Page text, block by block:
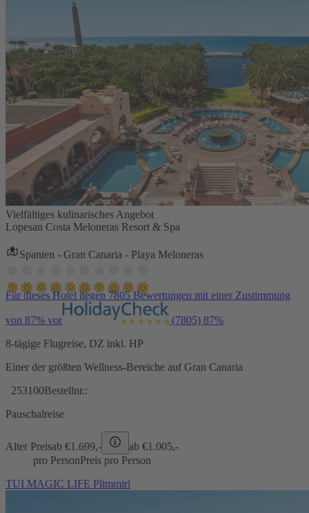
Vielfältiges kulinarisches Angebot
Lopesan Costa Meloneras Resort & Spa
Spanien - Gran Canaria - Playa Meloneras
Für dieses Hotel liegen 7805 Bewertungen mit einer Zustimmung
von 87% vor (7805) 87%
8-tägige Flugreise, DZ inkl. HP
Einer der größten Wellness-Bereiche auf Gran Canaria
253100Bestellnr.:
Pauschalreise
Alter Preisab €1.699,- ab €1.005,-
pro PersonPreis pro Person
TUI MAGIC LIFE Plimmiri